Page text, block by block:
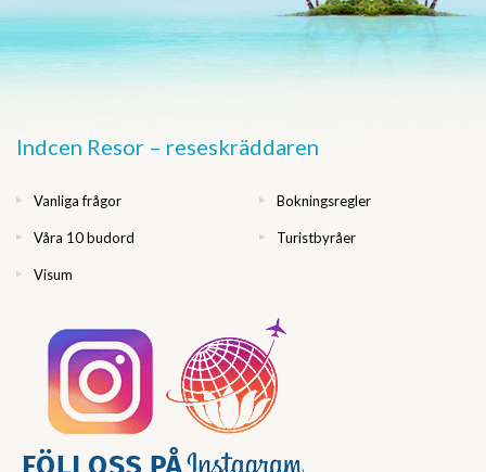
Indcen Resor – reseskräddaren
Vanliga frågor Bokningsregler
Våra 10 budord Turistbyråer
Visum